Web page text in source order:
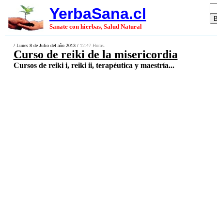
YerbaSana.cl
Sanate con hierbas, Salud Natural
/ Lunes 8 de Julio del año 2013 / 12:47 Horas.
Curso de reiki de la misericordia
Cursos de reiki i, reiki ii, terapéutica y maestría...